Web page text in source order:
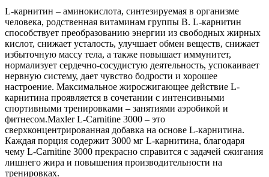
(3000
mg)
L-карнитин – аминокислота, синтезируемая в организме
человека, родственная витаминам группы В. L-карнитин
способствует преобразованию энергии из свободных жирных
кислот, снижает усталость, улучшает обмен веществ, снижает
избыточную массу тела, а также повышает иммунитет,
нормализует сердечно-сосудистую деятельность, успокаивает
нервную систему, дает чувство бодрости и хорошее
настроение. Максимальное жиросжигающее действие L-
карнитина проявляется в сочетании с интенсивными
спортивными тренировками – занятиями аэробикой и
фитнесом.Maxler L-Carnitine 3000 – это
сверхконцентрированная добавка на основе L-карнитина.
Каждая порция содержит 3000 мг L-карнитина, благодаря
чему L-Carnitine 3000 прекрасно справится с задачей сжигания
лишнего жира и повышения производительности на
тренировках.